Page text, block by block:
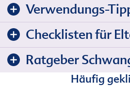
Verwendungs-
Checklisten für
Ratgeber
Häufig